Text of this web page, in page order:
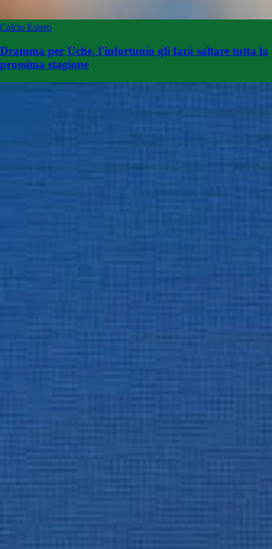
Calcio Estero
Dramma per Uche, l'infortunio gli farà saltare tutta la
prossima stagione